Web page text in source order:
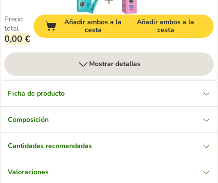
Precio
total
0,00 €
Añadir ambos a la
cesta
Añadir ambos a la
cesta
Mostrar detalles
Ficha de producto
Composición
Cantidades recomendadas
Valoraciones